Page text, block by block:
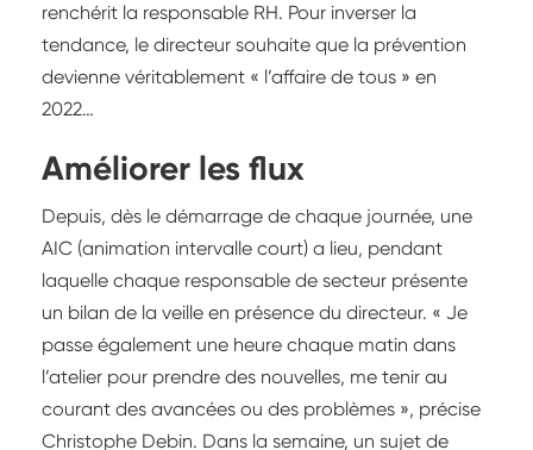
renchérit la responsable RH. Pour inverser la
tendance, le directeur souhaite que la prévention
devienne véritablement « l’affaire de tous » en
2022…
Améliorer les flux
Depuis, dès le démarrage de chaque journée, une
AIC (animation intervalle court) a lieu, pendant
laquelle chaque responsable de secteur présente
un bilan de la veille en présence du directeur. « Je
passe également une heure chaque matin dans
l’atelier pour prendre des nouvelles, me tenir au
courant des avancées ou des problèmes », précise
Christophe Debin. Dans la semaine, un sujet de